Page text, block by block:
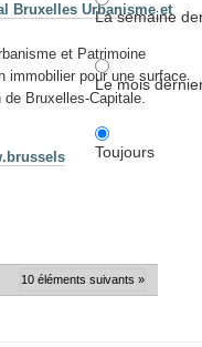
La semaine
Le mois
Toujours
Bruxelles Urbanisme et
et Patrimoine
immobilier pour une surface
Bruxelles-Capitale.
10 éléments suivants »